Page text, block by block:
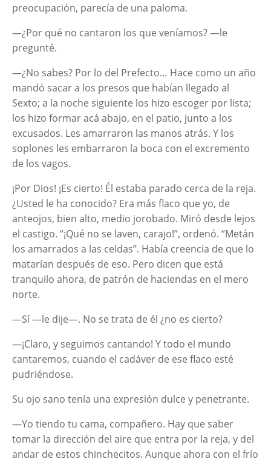
preocupación, parecía de una paloma.
—¿Por qué no cantaron los que veníamos? —le
pregunté.
—¿No sabes? Por lo del Prefecto… Hace como un año
mandó sacar a los presos que habían llegado al
Sexto; a la noche siguiente los hizo escoger por lista;
los hizo formar acá abajo, en el patio, junto a los
excusados. Les amarraron las manos atrás. Y los
soplones les embarraron la boca con el excremento
de los vagos.
¡Por Dios! ¡Es cierto! Él estaba parado cerca de la reja.
¿Usted le ha conocido? Era más flaco que yo, de
anteojos, bien alto, medio jorobado. Miró desde lejos
el castigo. “¡Qué no se laven, carajo!”, ordenó. “Metán
los amarrados a las celdas”. Había creencia de que lo
matarían después de eso. Pero dicen que está
tranquilo ahora, de patrón de haciendas en el mero
norte.
—Sí —le dije—. No se trata de él ¿no es cierto?
—¡Claro, y seguimos cantando! Y todo el mundo
cantaremos, cuando el cadáver de ese flaco esté
pudriéndose.
Su ojo sano tenía una expresión dulce y penetrante.
—Yo tiendo tu cama, compañero. Hay que saber
tomar la dirección del aire que entra por la reja, y del
andar de estos chinchecitos. Aunque ahora con el frío